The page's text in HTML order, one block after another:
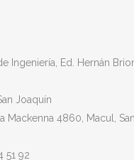
Ingeniería, Ed. Hernán
Joaquín
Mackenna 4860, Macul
,
51 92